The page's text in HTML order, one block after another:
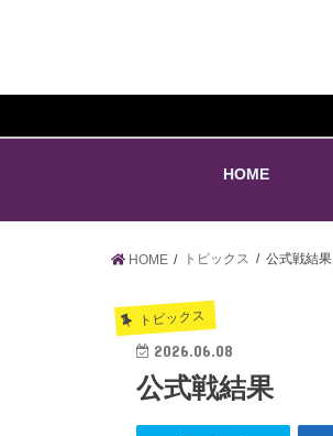
HOME
HOME トピックス 公式戦結果
トピックス
2026.06.08
公式戦結果